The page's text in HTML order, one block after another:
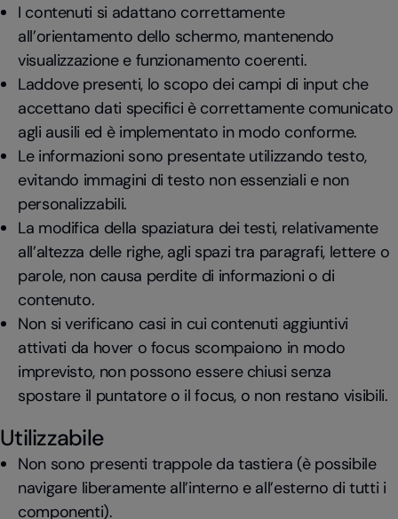
I contenuti si adattano correttamente
all’orientamento dello schermo, mantenendo
visualizzazione e funzionamento coerenti.
Laddove presenti, lo scopo dei campi di input che
accettano dati specifici è correttamente comunicato
agli ausili ed è implementato in modo conforme.
Le informazioni sono presentate utilizzando testo,
evitando immagini di testo non essenziali e non
personalizzabili.
La modifica della spaziatura dei testi, relativamente
all’altezza delle righe, agli spazi tra paragrafi, lettere o
parole, non causa perdite di informazioni o di
contenuto.
Non si verificano casi in cui contenuti aggiuntivi
attivati da hover o focus scompaiono in modo
imprevisto, non possono essere chiusi senza
spostare il puntatore o il focus, o non restano visibili.
Utilizzabile
Non sono presenti trappole da tastiera (è possibile
navigare liberamente all’interno e all’esterno di tutti i
componenti).